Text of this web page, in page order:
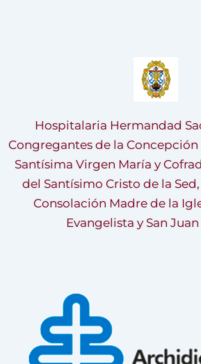
Hospitalaria Hermandad
Congregantes de la
Santísima Virgen María y
del Santísimo Cristo de la
Consolación Madre de la
Evangelista y San